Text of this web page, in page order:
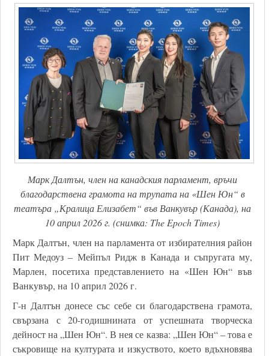
Марк Далтън, член на канадския парламент, връчи
благодарствена грамота на трупата на «Шен Юн“ в
театъра „Кралица Елизабет“ във Ванкувър (Канада), на
10 април 2026 г. (снимка: The Epoch Times)
Марк Далтън, член на парламента от избирателния район
Пит Медоуз – Мейпъл Ридж в Канада и съпругата му,
Марлен, посетиха представлението на «Шен Юн“ във
Ванкувър, на 10 април 2026 г.
Г-н Далтън донесе със себе си благодарствена грамота,
свързана с 20-годишнината от успешната творческа
дейност на „Шен Юн“. В нея се казва: „Шен Юн“ – това е
съкровище на културата и изкуството, което вдъхновява